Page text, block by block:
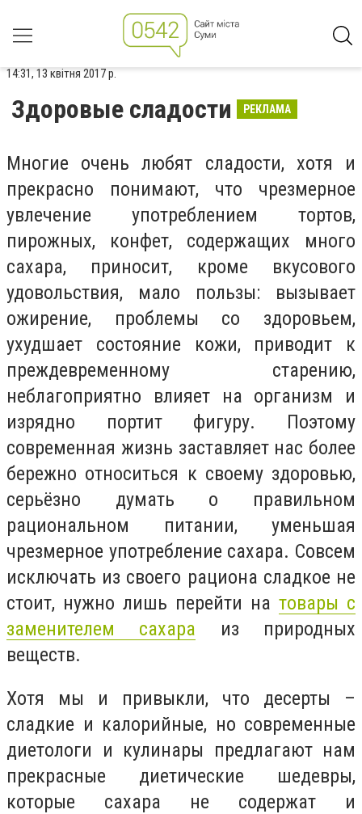
14:31, 13 квітня 2017 р.
Здоровые сладости РЕКЛАМА
Многие очень любят сладости, хотя и
прекрасно понимают, что чрезмерное
увлечение употреблением тортов,
пирожных, конфет, содержащих много
сахара, приносит, кроме вкусового
удовольствия, мало пользы: вызывает
ожирение, проблемы со здоровьем,
ухудшает состояние кожи, приводит к
преждевременному старению,
неблагоприятно влияет на организм и
изрядно портит фигуру. Поэтому
современная жизнь заставляет нас более
бережно относиться к своему здоровью,
серьёзно думать о правильном
рациональном питании, уменьшая
чрезмерное употребление сахара. Совсем
исключать из своего рациона сладкое не
стоит, нужно лишь перейти на товары с
заменителем сахара из природных
веществ.
Хотя мы и привыкли, что десерты –
сладкие и калорийные, но современные
диетологи и кулинары предлагают нам
прекрасные диетические шедевры,
которые сахара не содержат и